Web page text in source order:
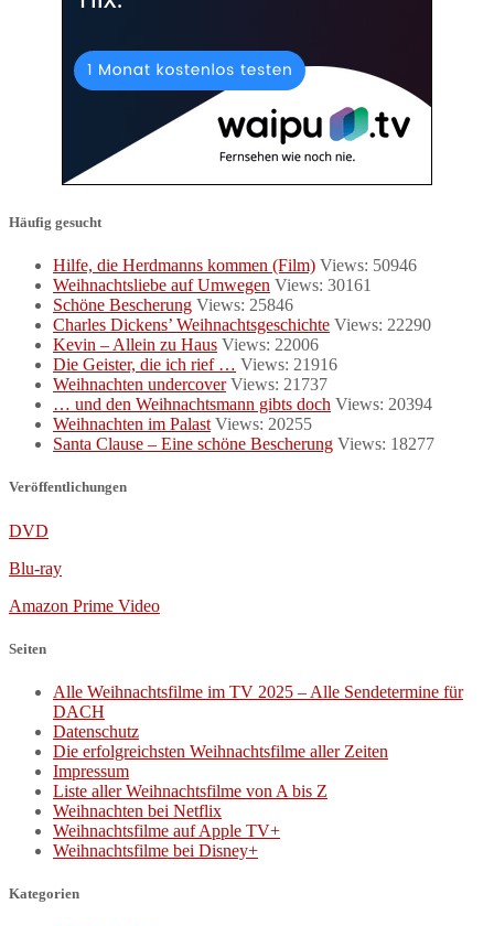
Häufig gesucht
Hilfe, die Herdmanns kommen (Film) Views: 50946
Weihnachtsliebe auf Umwegen Views: 30161
Schöne Bescherung Views: 25846
Charles Dickens’ Weihnachtsgeschichte Views: 22290
Kevin – Allein zu Haus Views: 22006
Die Geister, die ich rief … Views: 21916
Weihnachten undercover Views: 21737
… und den Weihnachtsmann gibts doch Views: 20394
Weihnachten im Palast Views: 20255
Santa Clause – Eine schöne Bescherung Views: 18277
Veröffentlichungen
DVD
Blu-ray
Amazon Prime Video
Seiten
Alle Weihnachtsfilme im TV 2025 – Alle Sendetermine für
DACH
Datenschutz
Die erfolgreichsten Weihnachtsfilme aller Zeiten
Impressum
Liste aller Weihnachtsfilme von A bis Z
Weihnachten bei Netflix
Weihnachtsfilme auf Apple TV+
Weihnachtsfilme bei Disney+
Kategorien